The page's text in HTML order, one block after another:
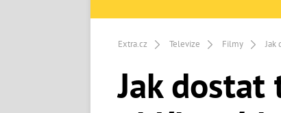
Extra.cz Televize Filmy Jak
Jak